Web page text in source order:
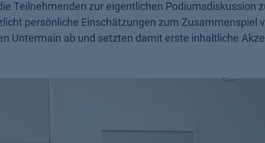
Teilnehmenden zur eigentlichen Podiumsdiskussion
persönliche Einschätzungen zum Zusammenspiel
Untermain ab und setzten damit erste inhaltliche